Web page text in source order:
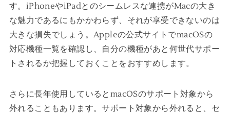
す。iPhoneやiPadとのシームレスな連携がMacの大き
な魅力であるにもかかわらず、それが享受できないのは
大きな損失でしょう。Appleの公式サイトでmacOSの
対応機種一覧を確認し、自分の機種があと何世代サポー
トされるか把握しておくことをおすすめします。
さらに長年使用しているとmacOSのサポート対象から
外れることもあります。サポート対象から外れると、セ